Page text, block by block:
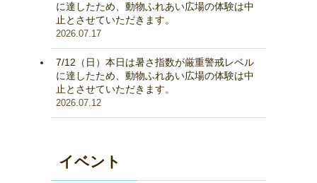
に達したため、動物ふれあい広場の体験は中
止とさせていただきます。
2026.07.17
7/12（日）本日は暑さ指数が厳重警戒レベル
に達したため、動物ふれあい広場の体験は中
止とさせていただきます。
2026.07.12
イベント